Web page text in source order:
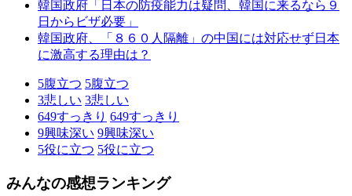
韓国政府「日本の防疫能力は疑問、韓国に来るなら９
日からビザ必要」
韓国政府、「８６０人隔離」の中国には対応せず日本
に激高する理由は？
5腹立つ 5腹立つ
3悲しい 3悲しい
649すっきり 649すっきり
9興味深い 9興味深い
5役に立つ 5役に立つ
みんなの感想ランキング